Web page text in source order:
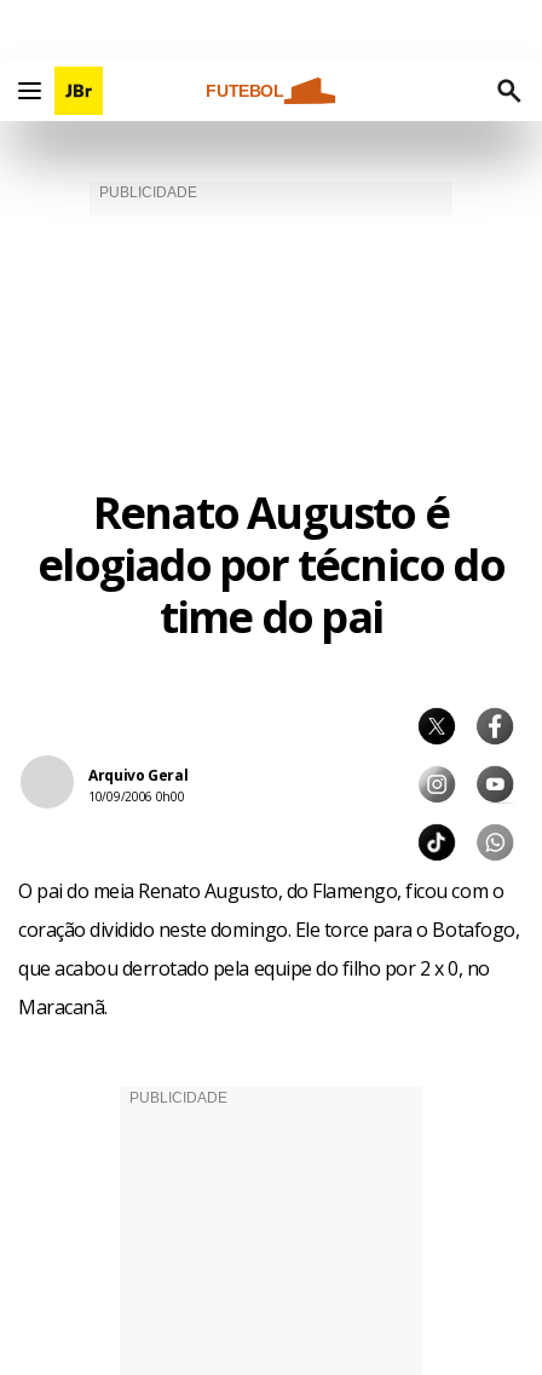
FUTEBOL
Renato Augusto é
elogiado por técnico do
time do pai
Arquivo Geral
10/09/2006 0h00
O pai do meia Renato Augusto, do Flamengo, ficou com o
coração dividido neste domingo. Ele torce para o Botafogo,
que acabou derrotado pela equipe do filho por 2 x 0, no
Maracanã.